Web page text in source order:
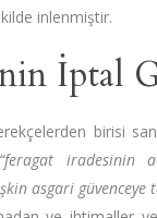
inlenmiştir.
İptal
birisi
“feragat iradesinin
asgari güvenceye